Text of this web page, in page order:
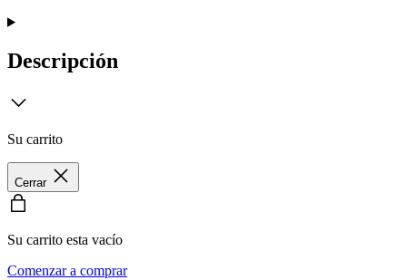
Descripción
Su carrito
Cerrar
Su carrito esta vacío
Comenzar a comprar